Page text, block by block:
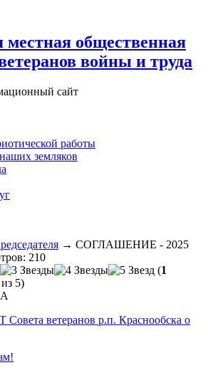
местная общественная
войны и труда
сайт
работы
земляков
→ СОГЛАШЕНИЕ - 2025
210
(1
из 5)
A
ветеранов р.п. Краснообска о